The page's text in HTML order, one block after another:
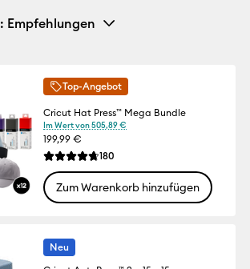
: Empfehlungen
Top-Angebot
Cricut Hat Press™ Mega Bundle
Im Wert von 505,89 €
199,99 €
Die durchschnittliche Bewertung für
180
Zum Warenkorb hinzufügen
Neu